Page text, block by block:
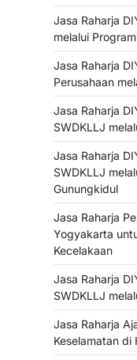
Jasa Raharja
melalui
Jasa Raharja
Perusahaan
Jasa Raharja
SWDKLLJ
Jasa Raharja
SWDKLLJ
Gunungkidul
Jasa Raharja
Yogyakarta
Kecelakaan
Jasa Raharja
SWDKLLJ
Jasa Raharja
Keselamatan di